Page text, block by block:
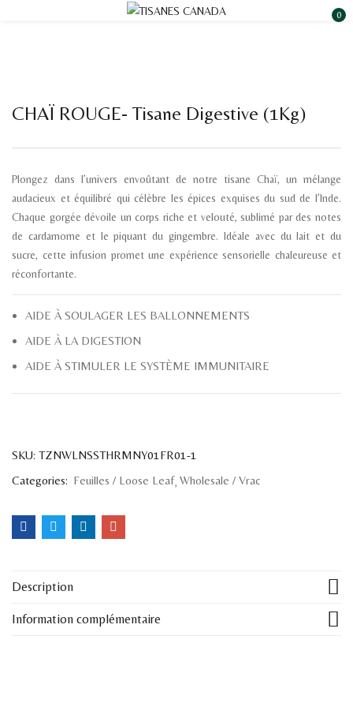
0
CHAÏ ROUGE- Tisane Digestive (1Kg)
Plongez dans l’univers envoûtant de notre tisane Chaï, un mélange
audacieux et équilibré qui célèbre les épices exquises du sud de l’Inde.
Chaque gorgée dévoile un corps riche et velouté, sublimé par des notes
de cardamome et le piquant du gingembre. Idéale avec du lait et du
sucre, cette infusion promet une expérience sensorielle chaleureuse et
réconfortante.
AIDE À SOULAGER LES BALLONNEMENTS
AIDE À LA DIGESTION
AIDE À STIMULER LE SYSTÈME IMMUNITAIRE
SKU: TZNWLNSSTHRMNY01FR01-1
Categories: Feuilles / Loose Leaf Wholesale / Vrac
Description
Information complémentaire